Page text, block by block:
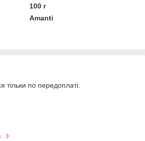
100 г
Amanti
тільки по передоплаті.